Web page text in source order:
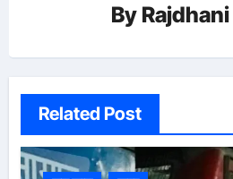
By
Related Post